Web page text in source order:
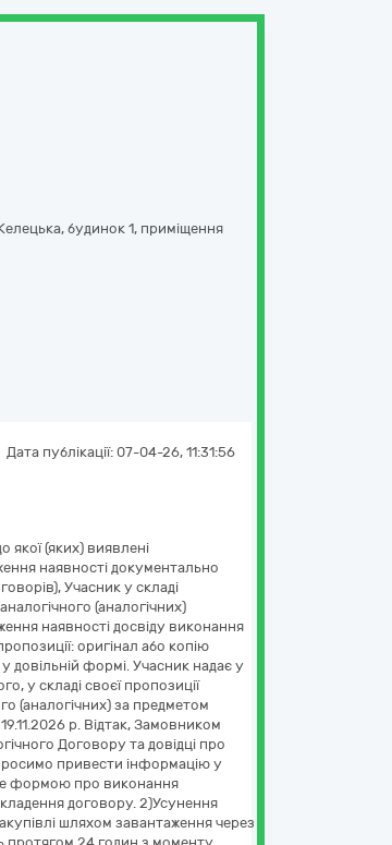
будинок 1, приміщення
Дата публікації: 07-04-26, 11:31:56
якої (яких) виявлені
наявності документально
Учасник у складі
(аналогічних)
наявності досвіду виконання
оригінал або копію
довільній формі. Учасник надає у
у складі своєї пропозиції
(аналогічних) за предметом
р. Відтак, Замовником
Договору та довідці про
привести інформацію у
формою про виконання
договору. 2)Усунення
шляхом завантаження через